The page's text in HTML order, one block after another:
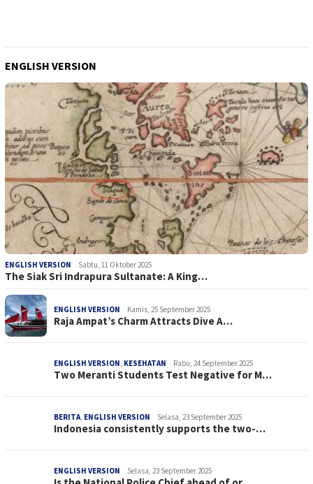
ENGLISH VERSION
ENGLISH VERSION Sabtu, 11 Oktober 2025
The Siak Sri Indrapura Sultanate: A King…
ENGLISH VERSION Kamis, 25 September 2025
Raja Ampat’s Charm Attracts Dive A…
ENGLISH VERSION, KESEHATAN Rabu, 24 September 2025
Two Meranti Students Test Negative for M…
BERITA, ENGLISH VERSION Selasa, 23 September 2025
Indonesia consistently supports the two-…
ENGLISH VERSION Selasa, 23 September 2025